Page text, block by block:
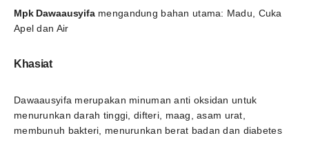
Mpk Dawaausyifamengandung bahan utama: Madu, Cuka
Apel dan Air
Khasiat
Dawaausyifa merupakan minuman anti oksidan untuk
menurunkan darah tinggi, difteri, maag, asam urat,
membunuh bakteri, menurunkan berat badan dan diabetes